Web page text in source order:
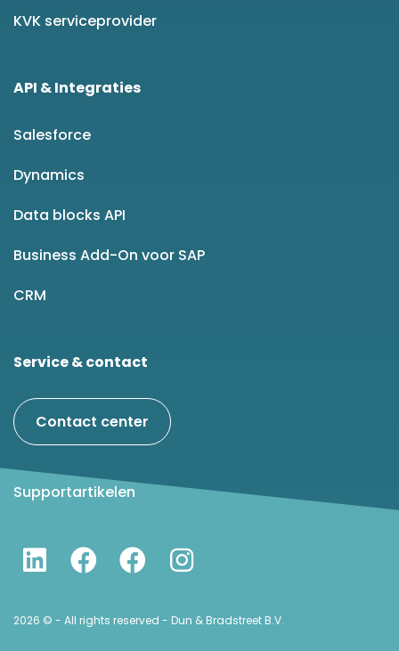
KVK serviceprovider
API & Integraties
Salesforce
Dynamics
Data blocks API
Business Add-On voor SAP
CRM
Service & contact
Contact center
Supportartikelen
2026 © - All rights reserved - Dun & Bradstreet B.V.